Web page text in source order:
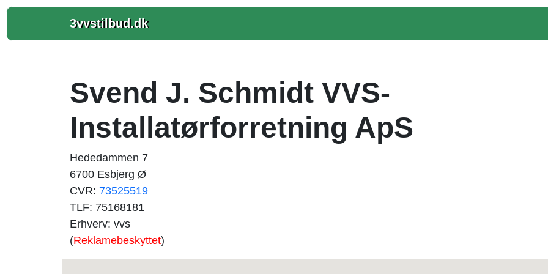
3vvstilbud.dk
Svend J. Schmidt VVS-
Installatørforretning ApS
Hededammen 7
6700 Esbjerg Ø
CVR: 73525519
TLF: 75168181
Erhverv: vvs
(Reklamebeskyttet)